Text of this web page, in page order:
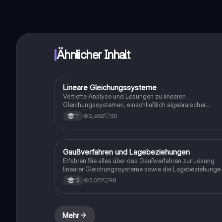
Ähnlicher Inhalt
Mathe
Lineare Gleichungssysteme
Vertiefte Analyse und Lösungen zu linearen
Gleichungssystemen, einschließlich algebraischer
Ausdrücke und spezifischer Aufgaben von Seite 238, Nr.
4, 7c, d, 10. Ideal für Schüler, die sich auf Prüfungen
11 2,682 30
Mathe
Gaußverfahren und Lagebeziehungen
Erfahren Sie alles über das Gaußverfahren zur Lösung
linearer Gleichungssysteme sowie die
zwischen Geraden und Ebenen. Diese
Zusammenfassung enthält wichtige Konzepte wie
Beispiele.
12 7,072 98
Mehr